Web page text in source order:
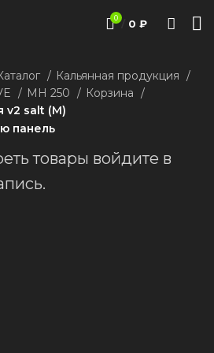
0 / 0 ₽
Кальянная продукция
MH 250
Корзина
v2 salt (М)
панель
товары войдите в